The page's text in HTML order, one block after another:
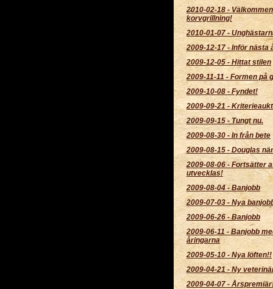
2010-02-18-
korvgrillning!
2010-01-07 -
2009-12-17 -Inför nästa
2009-12-05 - Hittat stilen
2009-11-11 - Formen på
2009-10-08-Fyndet!
2009-09-21-
2009-09-15 - Tungt nu.
2009-08-30 - In från bete
2009-08-15 - Douglas
2009-08-06- Fortsätter
utvecklas!
2009-08-04- Banjobb
2009-07-03- Nya
2009-06-26 -Banjobb
2009-06-11 -Banjobb
åringarna
2009-05-10 -Nya löften!!
2009-04-21 -Ny
2009-04-07-